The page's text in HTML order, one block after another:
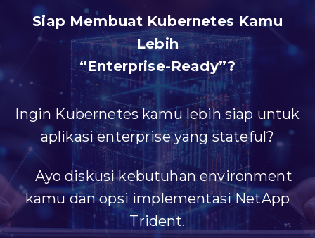
Siap Membuat Kubernetes Kamu
Lebih
“Enterprise-Ready”?
Ingin Kubernetes kamu lebih siap untuk
aplikasi enterprise yang stateful?
Ayo diskusi kebutuhan environment
kamu dan opsi implementasi NetApp
Trident.